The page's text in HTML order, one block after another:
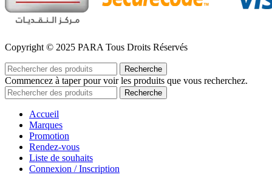
Copyright © 2025 PARA Tous Droits Réservés
Recherche
Commencez à taper pour voir les produits que vous recherchez.
Recherche
Accueil
Marques
Promotion
Rendez-vous
Liste de souhaits
Connexion / Inscription